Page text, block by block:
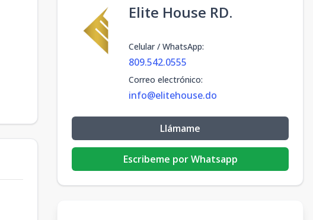
Elite House RD.
Celular / WhatsApp:
809.542.0555
Correo electrónico:
info@elitehouse.do
Llámame
Escribeme por Whatsapp